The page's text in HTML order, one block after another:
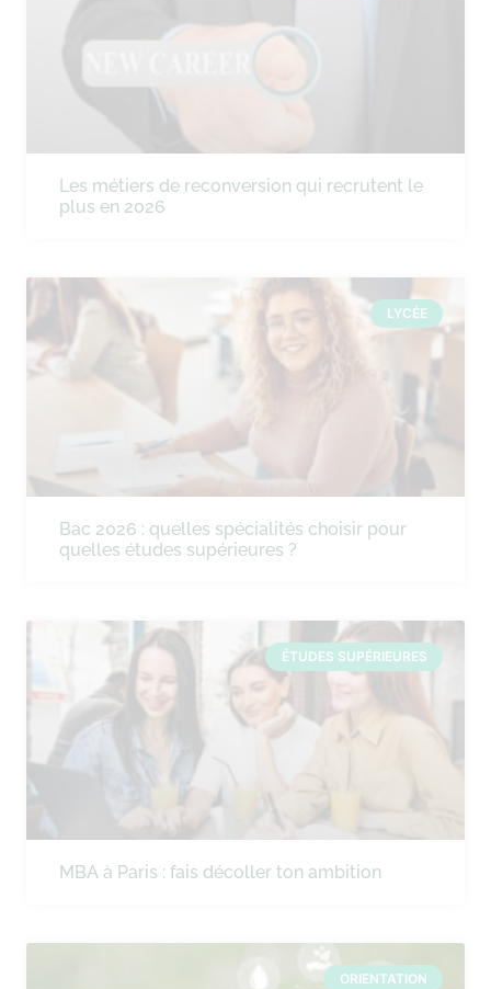
Les métiers de reconversion qui recrutent le
plus en 2026
LYCÉE
Bac 2026 : quelles spécialités choisir pour
quelles études supérieures ?
ÉTUDES SUPÉRIEURES
MBA à Paris : fais décoller ton ambition
ORIENTATION